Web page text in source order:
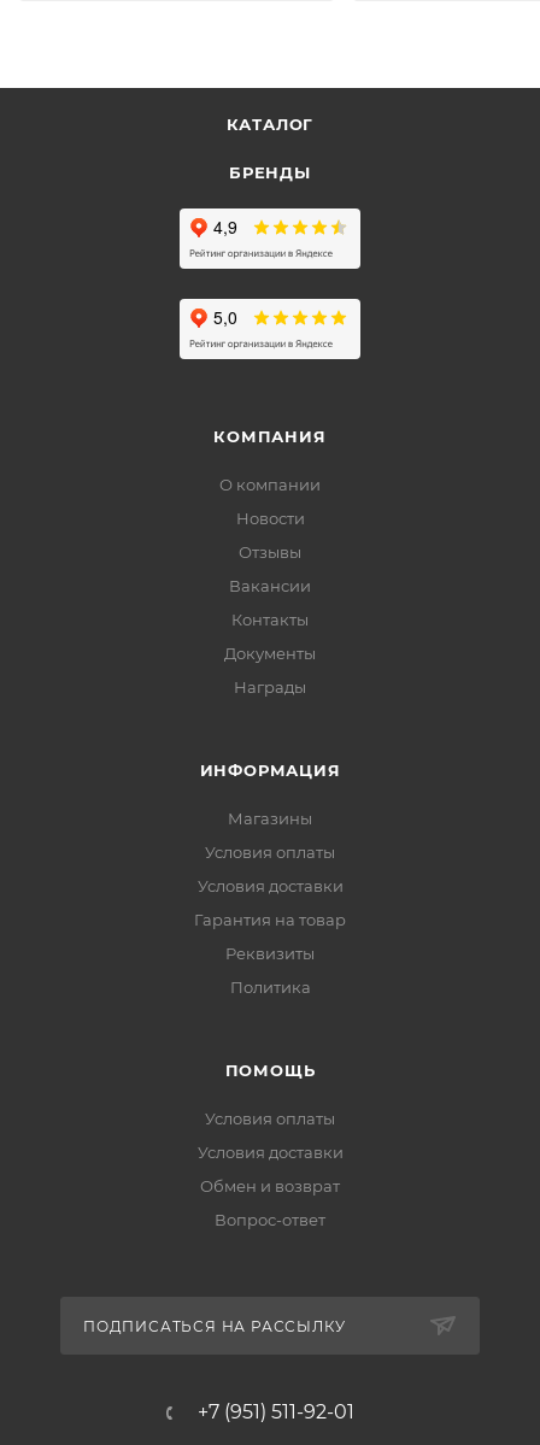
КАТАЛОГ
БРЕНДЫ
КОМПАНИЯ
О компании
Новости
Отзывы
Вакансии
Контакты
Документы
Награды
ИНФОРМАЦИЯ
Магазины
Условия оплаты
Условия доставки
Гарантия на товар
Реквизиты
Политика
ПОМОЩЬ
Условия оплаты
Условия доставки
Обмен и возврат
Вопрос-ответ
ПОДПИСАТЬСЯ НА РАССЫЛКУ
+7 (951) 511-92-01